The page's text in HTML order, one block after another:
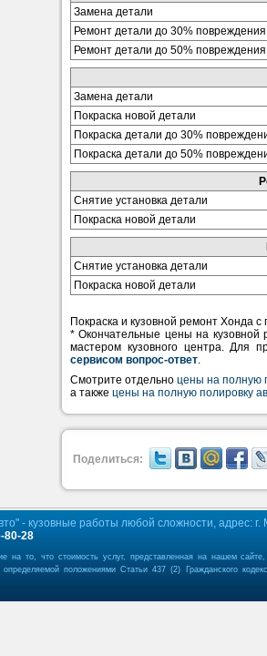
Замена детали
Ремонт детали до 30% повреждения
Ремонт детали до 50% повреждения
Замена детали
Покраска новой детали
Покраска детали до 30%
Покраска детали до 50%
Снятие установка детали
Покраска новой детали
Снятие установка детали
Покраска новой детали
Покраска и кузовной ремонт Хонда с
* Окончательные цены на кузовной
мастером кузовного центра. Для
сервисом вопрос-ответ.
Смотрите отдельно цены на полную
а также цены на полную полировку
Поделиться:
- кузовные работы любой сложности, адрес:
80-28
на то, что стоимость услуг, представленная на нашем
положениями Статьи 437 (2) Гражданского